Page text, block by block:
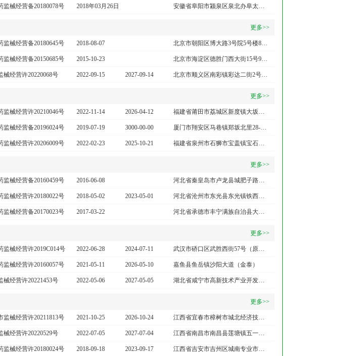
监械经营备20180078号 2018年03月26日 安徽省阜阳市颍泉区泉北办阜太路市六建公司综合营业楼4楼
更多>>
监械经营备20180645号 2018-08-07 北京市朝阳区博大路3号院5号楼8层813
监械经营备20150685号 2015-10-23 北京市海淀区德胜门西大街15号9号楼2门1002室
械经营许20220068号 2022-09-15 2027-09-14 北京市顺义区南彩镇彩达二街2号5号楼102-106室
更多>>
监械经营许20210046号 2022-11-14 2026-04-12 福建省莆田市荔城区新度镇大坂村上大坂102号
监械经营备20196024号 2019-07-19 3000-00-00 厦门市翔安区马巷镇郑坂北里28-1-101
监械经营许20206009号 2022-02-23 2025-10-21 福建省泉州市石狮市宝盖镇宝石路74-80号
更多>>
监械经营备20160459号 2016-06-08 河北省秦皇岛市卢龙县城肥子路东侧
监械经营许20180022号 2018-05-02 2023-05-01 河北省沧州市东光县东光镇铁西区（建设路西）
监械经营备20170023号 2017-03-22 河北省承德市丰宁满族自治县大阁镇白塔村北县医院商业区1号
更多>>
监械经营许2019C014号 2022-06-28 2024-07-11 武汉市硚口区武胜西街57号（原集贤公寓北苑C栋）1层57-5号
监械经营许20160057号 2021-05-11 2026-05-10 嘉鱼县鱼岳镇沙阳大道（金泰）
械经营许20221453号 2022-05-06 2027-05-05 湖北省咸宁市高新技术产业开发区旗鼓大道23号1幢301-305
更多>>
监械经营许20211813号 2021-10-25 2026-10-24 江西省宜春市樟树市城北经济技术开发区医药产业孵化创业园三区21号厂房A4026室
械经营许20220529号 2022-07-05 2027-07-04 江西省南昌市南昌县莲塘镇五一路328号
监械经营许20180024号 2018-09-18 2023-09-17 江西省吉安市吉州区城南专业市场钓源大道36号８幢４－17号